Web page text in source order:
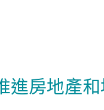
進房地產